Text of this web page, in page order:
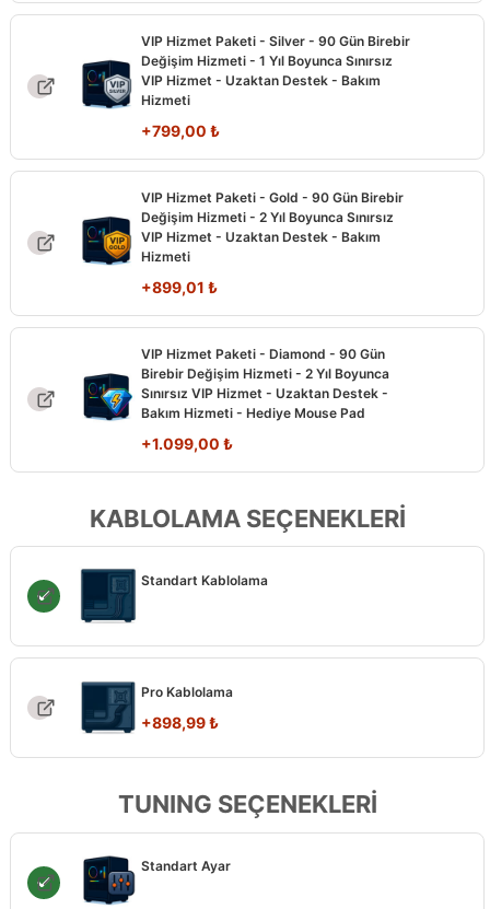
VIP Hizmet Paketi - Silver - 90 Gün Birebir
Değişim Hizmeti - 1 Yıl Boyunca Sınırsız
VIP Hizmet - Uzaktan Destek - Bakım
Hizmeti
+799,00 ₺
VIP Hizmet Paketi - Gold - 90 Gün Birebir
Değişim Hizmeti - 2 Yıl Boyunca Sınırsız
VIP Hizmet - Uzaktan Destek - Bakım
Hizmeti
+899,01 ₺
VIP Hizmet Paketi - Diamond - 90 Gün
Birebir Değişim Hizmeti - 2 Yıl Boyunca
Sınırsız VIP Hizmet - Uzaktan Destek -
Bakım Hizmeti - Hediye Mouse Pad
+1.099,00 ₺
KABLOLAMA SEÇENEKLERİ
Standart Kablolama
Pro Kablolama
+898,99₺
TUNING SEÇENEKLERİ
Standart Ayar